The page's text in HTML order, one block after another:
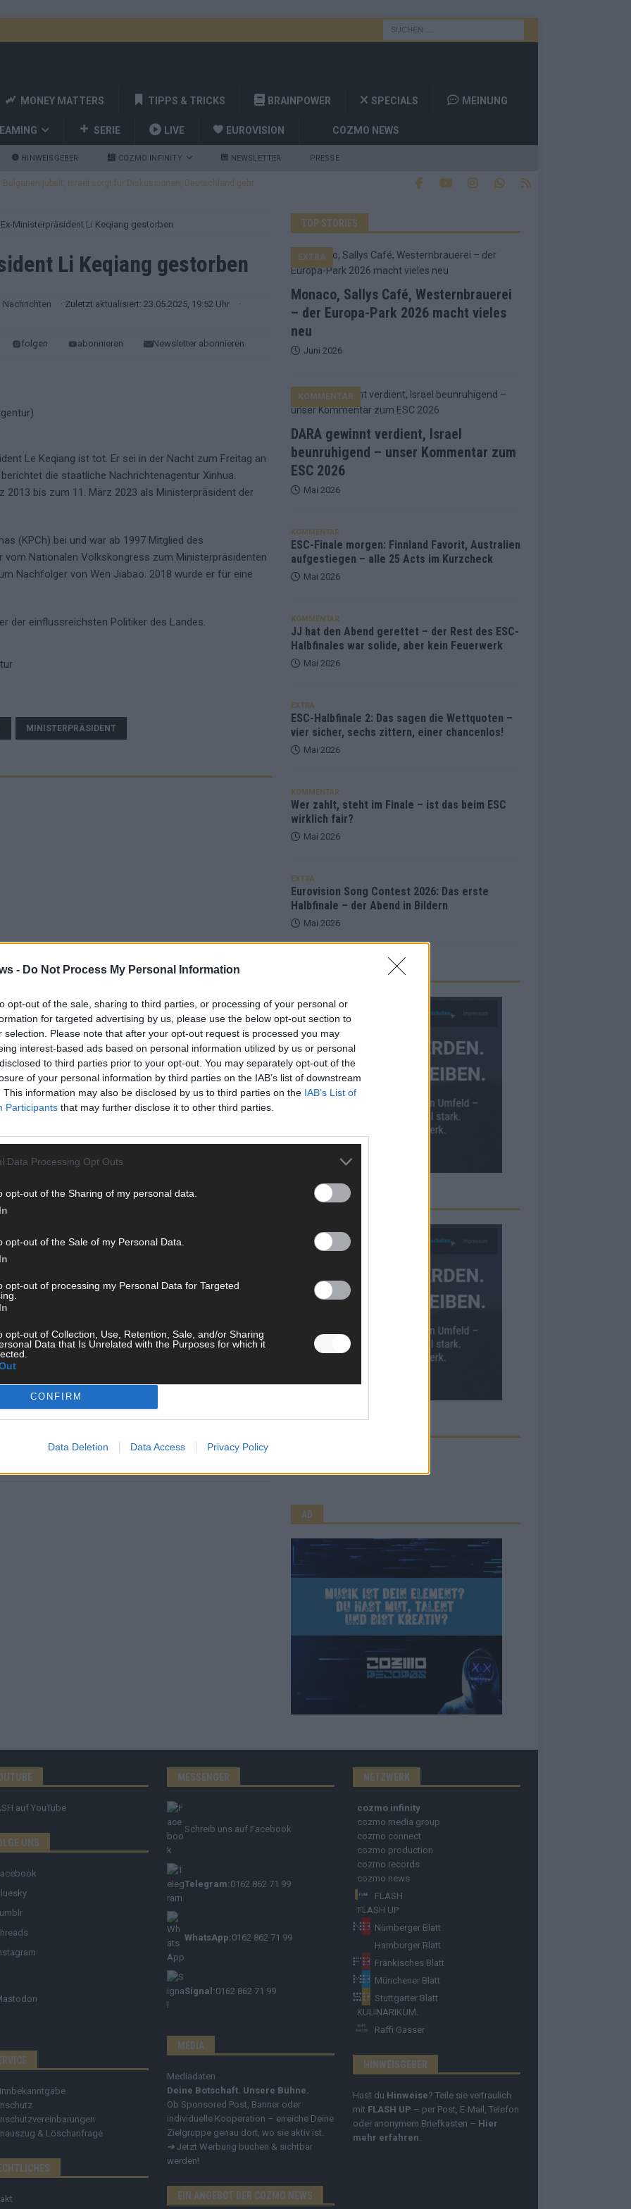
- Do Not Process My Personal Information
opt-out of the sale, sharing to third parties, or processing of your personal or
for targeted advertising by us, please use the below opt-out section to
selection. Please note that after your opt-out request is processed you may
interest-based ads based on personal information utilized by us or personal
to third parties prior to your opt-out. You may separately opt-out of the
of your personal information by third parties on the IAB’s list of downstream
This information may also be disclosed by us to third parties on the IAB’s List of
Participants that may further disclose it to other third parties.
Data Processing Opt Outs
opt-out of the Sharing of my personal data.
opt-out of the Sale of my Personal Data.
opt-out of processing my Personal Data for Targeted
opt-out of Collection, Use, Retention, Sale, and/or Sharing
Data that Is Unrelated with the Purposes for which it
CONFIRM
Data Deletion Data Access Privacy Policy
MONEY MATTERS TIPPS & TRICKS BRAINPOWER SPECIALS MEINUNG
SERIE LIVE EUROVISION COZMO NEWS
HINWEISGEBER COZMO INFINITY NEWSLETTER PRESSE
Bulgarien jubelt, Israel sorgt für Diskussionen, Deutschland geht
und Billy Joel – das ESC-Finale wird eine Party
Startreihenfolge steht, Deutschland singt als Zweites!
Favorit, Australien aufgestiegen – alle 25 Acts im Kurzcheck
Zahl zur Ikone wurde: 70 Jahre ESC-Wertungsgeschichte!
die Wettquoten – vier sicher, sechs zittern, einer chancenlos!
beunruhigend – unser Kommentar zum ESC 2026
Ex-Ministerpräsident Li Keqiang gestorben
Li Keqiang gestorben
Nachrichten · Zuletzt aktualisiert: 23.05.2025, 19:52 Uhr
·
folgen abonnieren Newsletter abonnieren
Le Keqiang ist tot. Er sei in der Nacht zum Freitag an
die staatliche Nachrichtenagentur Xinhua.
2013 bis zum 11. März 2023 als Ministerpräsident der
(KPCh) bei und war ab 1997 Mitglied des
Nationalen Volkskongress zum Ministerpräsidenten
Nachfolger von Wen Jiabao. 2018 wurde er für eine
der einflussreichsten Politiker des Landes.
MINISTERPRÄSIDENT
UP 22529 Artikel
und kuratieren unsere Redakteur alles, was euch wirklich
Team hinter den News, Storys und Videos, die ihr auf
Nachrichten, coole Tipps, spannende Hintergründe
TOP STORIES
Monaco, Sallys Café, Westernbrauerei
– der Europa-Park 2026 macht vieles
neu
EXTRA
Juni 2026
DARA gewinnt verdient, Israel
beunruhigend – unser Kommentar zum
ESC 2026
KOMMENTAR
Mai 2026
KOMMENTAR
ESC-Finale morgen: Finnland Favorit, Australien
aufgestiegen – alle 25 Acts im Kurzcheck
Mai 2026
KOMMENTAR
JJ hat den Abend gerettet – der Rest des ESC-
Halbfinales war solide, aber kein Feuerwerk
Mai 2026
EXTRA
ESC-Halbfinale 2: Das sagen die Wettquoten –
vier sicher, sechs zittern, einer chancenlos!
Mai 2026
KOMMENTAR
Wer zahlt, steht im Finale – ist das beim ESC
wirklich fair?
Mai 2026
EXTRA
Eurovision Song Contest 2026: Das erste
Halbfinale – der Abend in Bildern
Mai 2026
WERBE BEI UNS!
AD
auf YouTube
UNS
& Löschanfrage
MESSENGER
Schreib uns auf Facebook
Telegram:0162 862 71 99
WhatsApp:0162 862 71 99
Signal:0162 862 71 99
MEDIA
Mediadaten
Deine Botschaft. Unsere Bühne.
Ob Sponsored Post, Banner oder
individuelle Kooperation – erreiche Deine
Zielgruppe genau dort, wo sie aktiv ist.
➔ Jetzt Werbung buchen & sichtbar
werden!
EIN ANGEBOT DER COZMO NEWS
NETZWERK
cozmo infinity
cozmo media group
cozmo connect
cozmo production
cozmo records
cozmo news
FLASH
FLASH UP
Nürnberger Blatt
Hamburger Blatt
Fränkisches Blatt
Münchener Blatt
Stuttgarter Blatt
KULINARIKUM.
Raffi Gasser
HINWEISGEBER
Hast du Hinweise? Teile sie vertraulich
mit FLASH UP – per Post, E-Mail, Telefon
oder anonymem Briefkasten – Hier
mehr erfahren.